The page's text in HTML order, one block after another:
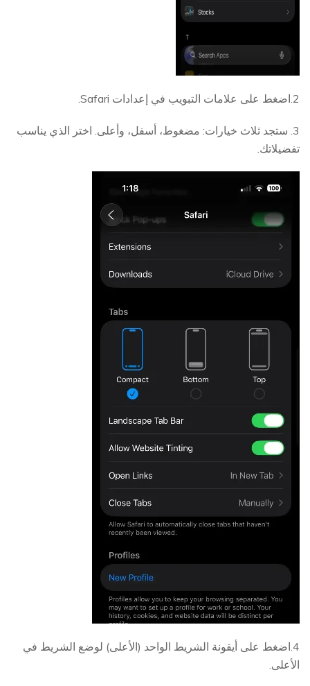
2.اضغط على علامات التبويب في إعدادات Safari.
3. ستجد ثلاث خيارات: مضغوط، أسفل، وأعلى. اختر الذي يناسب
تفضيلاتك.
4.اضغط على أيقونة الشريط الواحد (الأعلى) لوضع الشريط في
الأعلى.